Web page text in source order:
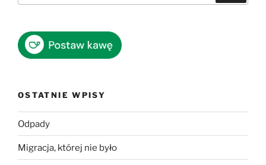
OSTATNIE WPISY
Odpady
Migracja, której nie było